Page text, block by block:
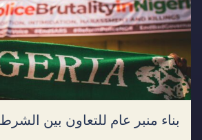
بناء منبر عام للتعاون بين